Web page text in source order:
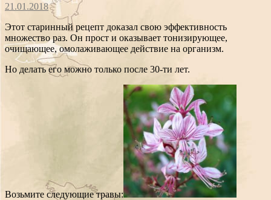
21.01.2018
Этот старинный рецепт доказал свою эффективность
множество раз. Он прост и оказывает тонизирующее,
очищающее, омолаживающее действие на организм.
Но делать его можно только после 30-ти лет.
Возьмите следующие травы: